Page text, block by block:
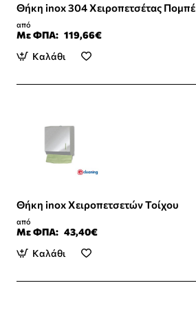
Θήκη inox 304 Χειροπετσέτας Πομπέ
από
Με ΦΠΑ: 119,66€
Καλάθι
Θήκη inox Χειροπετσετών Τοίχου
από
Με ΦΠΑ: 43,40€
Καλάθι